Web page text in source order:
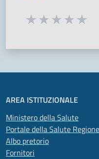
Seleziona una
AREA ISTITUZIONALE
Ministero della Salute
Portale della Salute
Albo pretorio
Fornitori